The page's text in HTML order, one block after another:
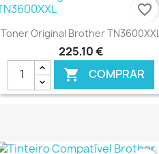
Ver+
Toner Original Brother TN3600XXL
225,10 €
 COMPRAR
€ ONLINE
favorite_border